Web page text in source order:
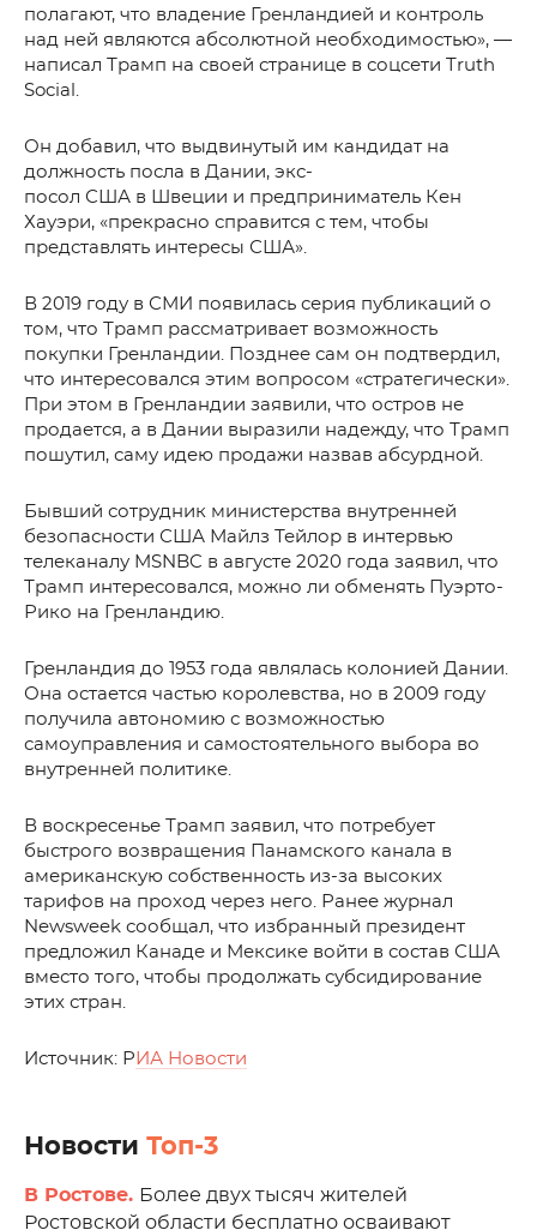
полагают, что владение Гренландией и контроль
над ней являются абсолютной необходимостью», —
написал Трамп на своей странице в соцсети Truth
Social.
Он добавил, что выдвинутый им кандидат на
должность посла в Дании, экс-
посол США в Швеции и предприниматель Кен
Хауэри, «прекрасно справится с тем, чтобы
представлять интересы США».
В 2019 году в СМИ появилась серия публикаций о
том, что Трамп рассматривает возможность
покупки Гренландии. Позднее сам он подтвердил,
что интересовался этим вопросом «стратегически».
При этом в Гренландии заявили, что остров не
продается, а в Дании выразили надежду, что Трамп
пошутил, саму идею продажи назвав абсурдной.
Бывший сотрудник министерства внутренней
безопасности США Майлз Тейлор в интервью
телеканалу MSNBC в августе 2020 года заявил, что
Трамп интересовался, можно ли обменять Пуэрто-
Рико на Гренландию.
Гренландия до 1953 года являлась колонией Дании.
Она остается частью королевства, но в 2009 году
получила автономию с возможностью
самоуправления и самостоятельного выбора во
внутренней политике.
В воскресенье Трамп заявил, что потребует
быстрого возвращения Панамского канала в
американскую собственность из-за высоких
тарифов на проход через него. Ранее журнал
Newsweek сообщал, что избранный президент
предложил Канаде и Мексике войти в состав США
вместо того, чтобы продолжать субсидирование
этих стран.
Источник: Р ИА Новости
Новости Топ-3
В Ростове. Более двух тысяч жителей
Ростовской области бесплатно осваивают